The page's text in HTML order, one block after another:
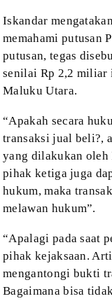
Iskandar
memahami putusan
putusan, tegas
senilai Rp 2,2 miliar
Maluku Utara.
“Apakah secara
transaksi jual beli?,
yang dilakukan oleh
pihak ketiga juga
hukum, maka
melawan hukum”.
“Apalagi pada saat
pihak kejaksaan.
mengantongi bukti
Bagaimana bisa